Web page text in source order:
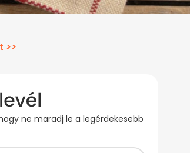
>>
ne maradj le a legérdekesebb